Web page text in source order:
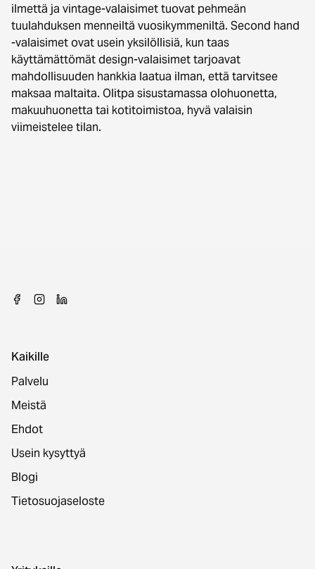
ilmettä ja vintage-valaisimet tuovat pehmeän
tuulahduksen menneiltä vuosikymmeniltä. Second hand
-valaisimet ovat usein yksilöllisiä, kun taas
käyttämättömät design-valaisimet tarjoavat
mahdollisuuden hankkia laatua ilman, että tarvitsee
maksaa maltaita. Olitpa sisustamassa olohuonetta,
makuuhuonetta tai kotitoimistoa, hyvä valaisin
viimeistelee tilan.
Kaikille
Palvelu
Meistä
Ehdot
Usein kysyttyä
Blogi
Tietosuojaseloste